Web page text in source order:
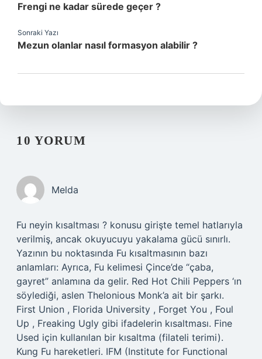
Frengi ne kadar sürede geçer ?
Sonraki Yazı
Mezun olanlar nasıl formasyon alabilir ?
10 YORUM
Melda
Fu neyin kısaltması ? konusu girişte temel hatlarıyla
verilmiş, ancak okuyucuyu yakalama gücü sınırlı.
Yazının bu noktasında Fu kısaltmasının bazı
anlamları: Ayrıca, Fu kelimesi Çince’de “çaba,
gayret” anlamına da gelir. Red Hot Chili Peppers ‘ın
söylediği, aslen Thelonious Monk’a ait bir şarkı.
First Union , Florida University , Forget You , Foul
Up , Freaking Ugly gibi ifadelerin kısaltması. Fine
Used için kullanılan bir kısaltma (filateli terimi).
Kung Fu hareketleri. IFM (Institute for Functional